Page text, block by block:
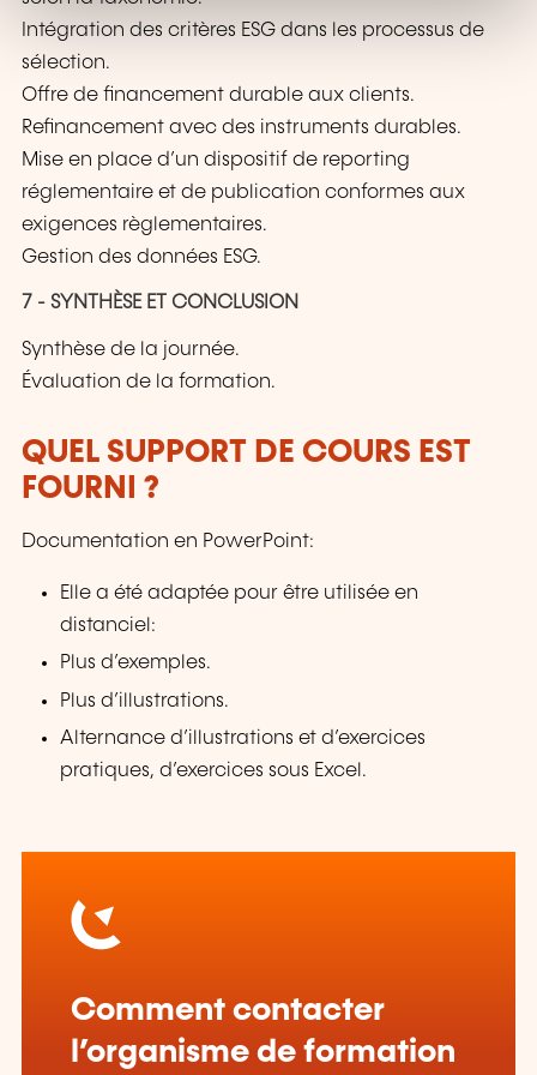
Intégration des critères ESG dans les processus de
sélection.
Offre de financement durable aux clients.
Refinancement avec des instruments durables.
Mise en place d’un dispositif de reporting
réglementaire et de publication conformes aux
exigences règlementaires.
Gestion des données ESG.
7 - SYNTHÈSE ET CONCLUSION
Synthèse de la journée.
Évaluation de la formation.
QUEL SUPPORT DE COURS EST
FOURNI ?
Documentation en PowerPoint:
Elle a été adaptée pour être utilisée en
distanciel:
Plus d’exemples.
Plus d’illustrations.
Alternance d’illustrations et d’exercices
pratiques, d’exercices sous Excel.
Comment contacter
l’organisme de formation